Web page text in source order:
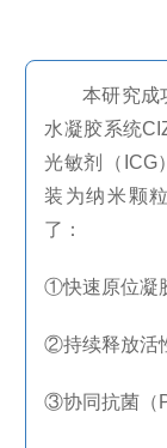
本研究成
水凝胶系统
光敏剂（ ICG
装为纳米颗
了：
①快速原位凝
②持续释放活
③协同抗菌（